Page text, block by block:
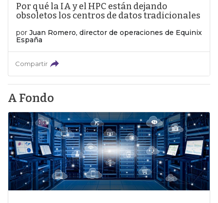
Por qué la IA y el HPC están dejando
obsoletos los centros de datos tradicionales
por Juan Romero, director de operaciones de Equinix
España
Compartir
A Fondo